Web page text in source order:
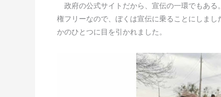
政府の公式サイトだから、宣伝の一環でもあ
権フリーなので、ぼくは宣伝に乗ることにしま
かのひとつに目を引かれました。